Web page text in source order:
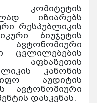
კომიტეტის
იზიარებს
რესპუბლიკის
ბიუჯეტის
ავტონომიური
ცვლილებების
აფხაზეთის
კანონის
აუდიტის
ავტონომიური
დასკვნას.